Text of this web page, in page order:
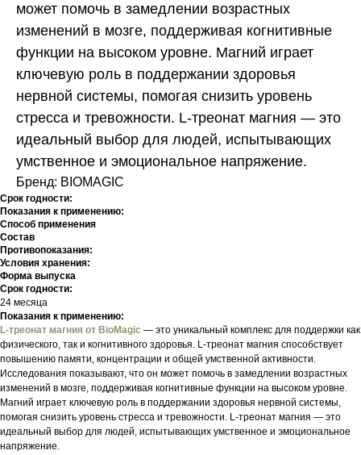
может помочь в замедлении возрастных
изменений в мозге, поддерживая когнитивные
функции на высоком уровне. Магний играет
ключевую роль в поддержании здоровья
нервной системы, помогая снизить уровень
стресса и тревожности. L-треонат магния — это
идеальный выбор для людей, испытывающих
умственное и эмоциональное напряжение.
Бренд: BIOMAGIC
Срок годности:
Показания к применению:
Способ применения
Состав
Противопоказания:
Условия хранения:
Форма выпуска
Срок годности:
24 месяца
Показания к применению:
L-треонат магния от BioMagic — это уникальный комплекс для поддержки как
физического, так и когнитивного здоровья. L-треонат магния способствует
повышению памяти, концентрации и общей умственной активности.
Исследования показывают, что он может помочь в замедлении возрастных
изменений в мозге, поддерживая когнитивные функции на высоком уровне.
Магний играет ключевую роль в поддержании здоровья нервной системы,
помогая снизить уровень стресса и тревожности. L-треонат магния — это
идеальный выбор для людей, испытывающих умственное и эмоциональное
напряжение.